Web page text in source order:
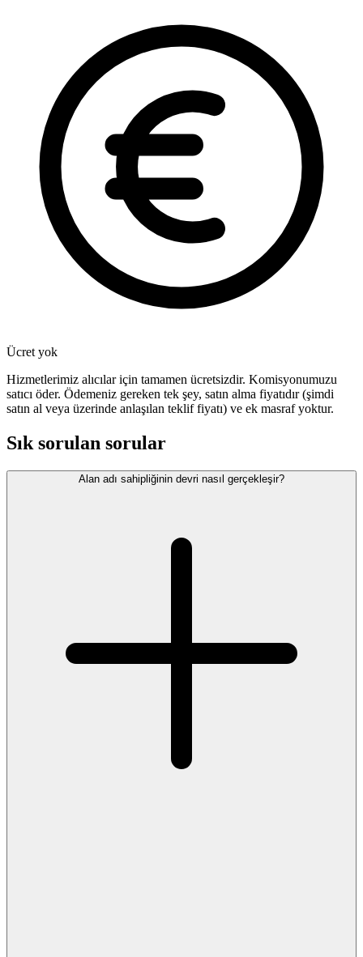
Ücret yok
Hizmetlerimiz alıcılar için tamamen ücretsizdir. Komisyonumuzu
satıcı öder. Ödemeniz gereken tek şey, satın alma fiyatıdır (şimdi
satın al veya üzerinde anlaşılan teklif fiyatı) ve ek masraf yoktur.
Sık sorulan sorular
Alan adı sahipliğinin devri nasıl gerçekleşir?